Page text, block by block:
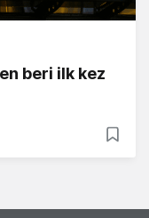
beri ilk kez